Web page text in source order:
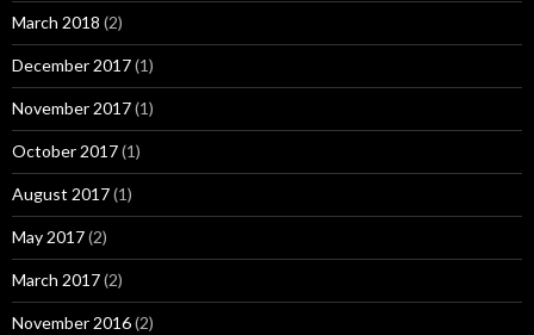
March 2018 (2)
December 2017(1)
November 2017(1)
October 2017(1)
August 2017(1)
May 2017(2)
March 2017(2)
November 2016(2)